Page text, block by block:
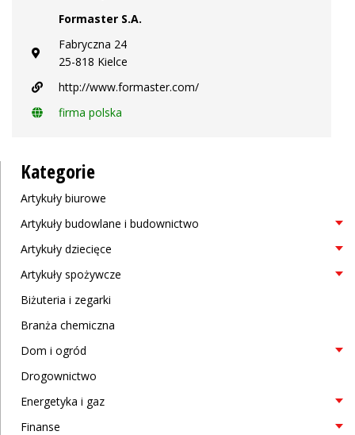
Formaster S.A.
Fabryczna 24
25-818 Kielce
http://www.formaster.com/
firma polska
Kategorie
Artykuły biurowe
Artykuły budowlane i budownictwo
Artykuły dziecięce
Artykuły spożywcze
Biżuteria i zegarki
Branża chemiczna
Dom i ogród
Drogownictwo
Energetyka i gaz
Finanse